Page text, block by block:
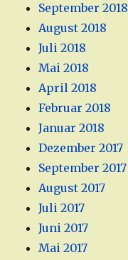
September 2018
August 2018
Juli 2018
Mai 2018
April 2018
Februar 2018
Januar 2018
Dezember 2017
September 2017
August 2017
Juli 2017
Juni 2017
Mai 2017